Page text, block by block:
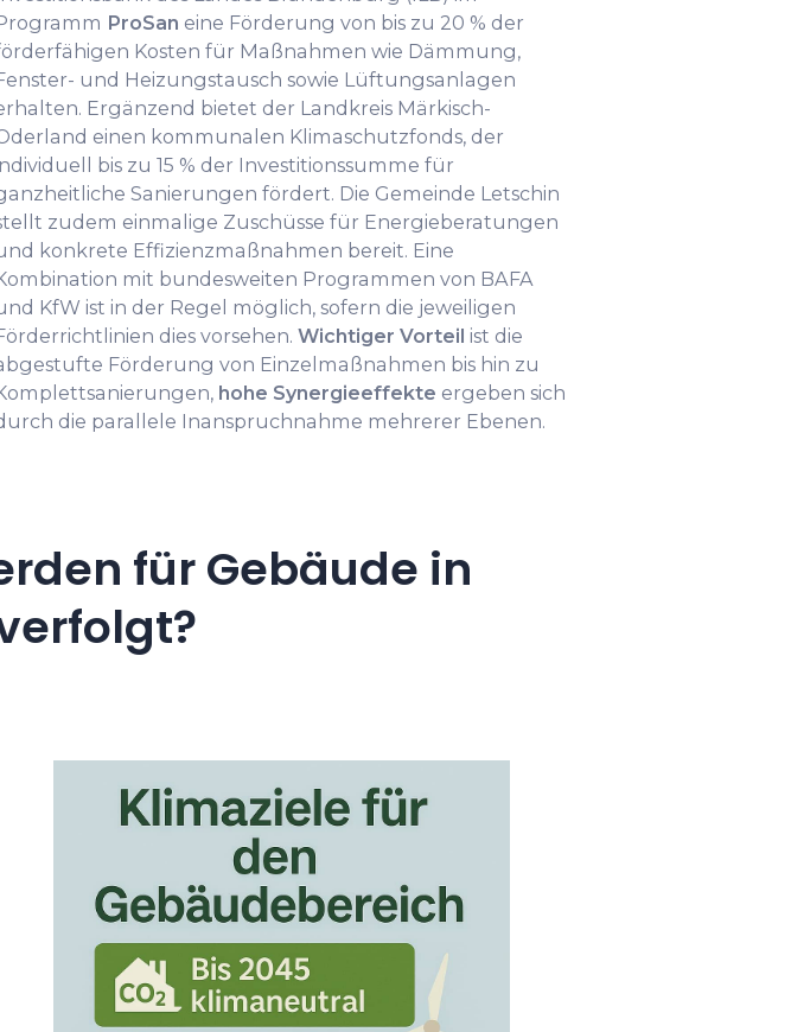
ProSan eine Förderung von bis zu 20 % der
Kosten für Maßnahmen wie Dämmung,
und Heizungstausch sowie Lüftungsanlagen
Ergänzend bietet der Landkreis Märkisch-
einen kommunalen Klimaschutzfonds, der
bis zu 15 % der Investitionssumme für
Sanierungen fördert. Die Gemeinde Letschin
zudem einmalige Zuschüsse für Energieberatungen
konkrete Effizienzmaßnahmen bereit. Eine
mit bundesweiten Programmen von BAFA
KfW ist in der Regel möglich, sofern die jeweiligen
dies vorsehen. Wichtiger Vorteil ist die
Förderung von Einzelmaßnahmen bis hin zu
hohe Synergieeffekte ergeben sich
die parallele Inanspruchnahme mehrerer Ebenen.
für Gebäude in